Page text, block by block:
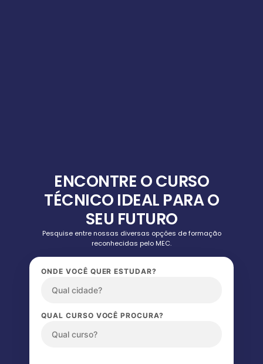
ENCONTRE O CURSO
TÉCNICO IDEAL PARA O
SEU FUTURO
Pesquise entre nossas diversas opções de formação
reconhecidas pelo MEC.
ONDE VOCÊ QUER ESTUDAR?
QUAL CURSO VOCÊ PROCURA?